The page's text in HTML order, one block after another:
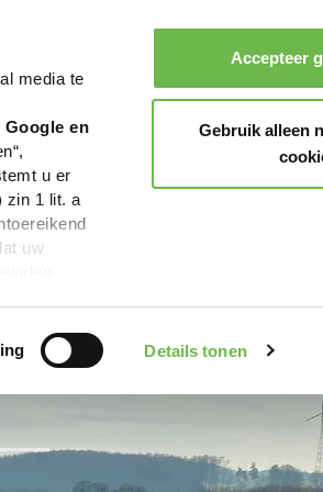
media te
en
u er
zin 1 lit. a
uw
Details tonen
Accepteer
Gebruik alleen
Boeken